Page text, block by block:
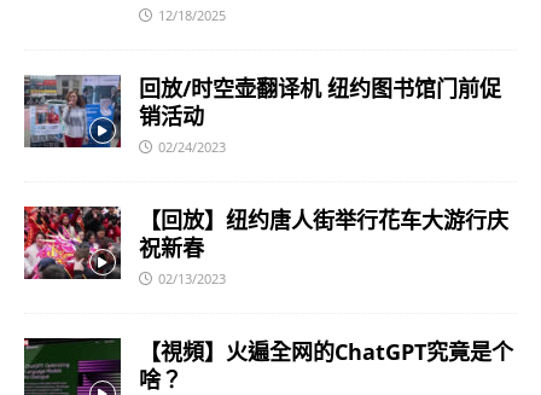
12/18/2025
回放/时空壶翻译机 纽约图书馆门前促
销活动
02/24/2023
【回放】纽约唐人街举行花车大游行庆
祝新春
02/13/2023
【視頻】火遍全网的ChatGPT究竟是个
啥？